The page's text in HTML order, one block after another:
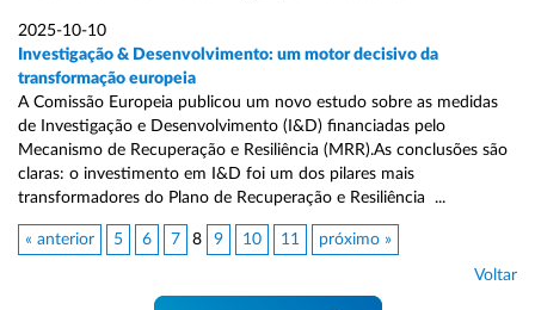
2025-10-10
Investigação & Desenvolvimento: um motor decisivo da
transformação europeia
A Comissão Europeia publicou um novo estudo sobre as medidas
de Investigação e Desenvolvimento (I&D) financiadas pelo
Mecanismo de Recuperação e Resiliência (MRR).As conclusões são
claras: o investimento em I&D foi um dos pilares mais
transformadores do Plano de Recuperação e Resiliência ...
« anterior 5 6 7 8 9 10 11 próximo »
Voltar